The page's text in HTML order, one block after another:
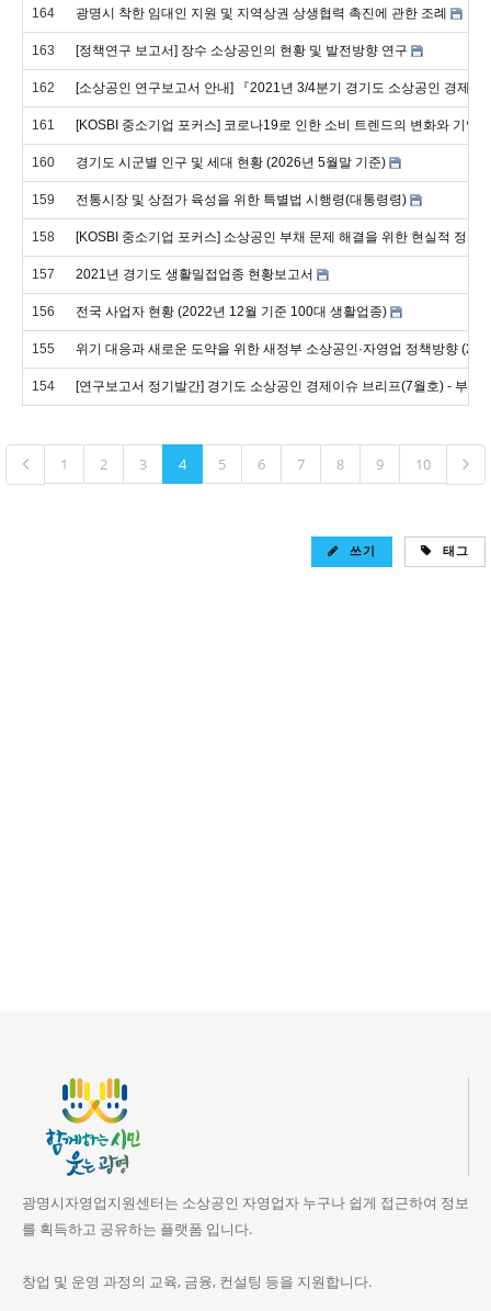
164 광명시 착한 임대인 지원 및 지역상권 상생협력 촉진에 관한 조례
163 [정책연구 보고서] 장수 소상공인의 현황 및 발전방향 연구
162 [소상공인 연구보고서 안내] 『2021년 3/4분기 경기도 소상공인 경제동
161 [KOSBI 중소기업 포커스] 코로나19로 인한 소비 트렌드의 변화와 기업
160 경기도 시군별 인구 및 세대 현황 (2026년 5월말 기준)
159 전통시장 및 상점가 육성을 위한 특별법 시행령(대통령령)
158 [KOSBI 중소기업 포커스] 소상공인 부채 문제 해결을 위한 현실적 정책
157 2021년 경기도 생활밀접업종 현황보고서
156 전국 사업자 현황 (2022년 12월 기준 100대 생활업종)
155 위기 대응과 새로운 도약을 위한 새정부 소상공인·자영업 정책방향
154 [연구보고서 정기발간] 경기도 소상공인 경제이슈 브리프(7월호) - 부동
1 2 3 4 5 6 7 8 9 10
쓰기 태그
광명시자영업지원센터는 소상공인 자영업자 누구나 쉽게 접근하여 정보
를 획득하고 공유하는 플랫폼 입니다.
창업 및 운영 과정의 교육, 금융, 컨설팅 등을 지원합니다.